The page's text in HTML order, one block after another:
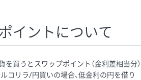
イントについて
買うとスワップポイント（金利差相当分）
コリラ/円買いの場合、低金利の円を借り